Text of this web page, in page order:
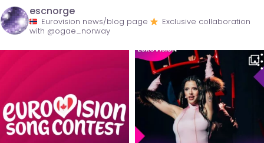
escnorge
Eurovision news/blog page
Exclusive collaboration
with @ogae_norway